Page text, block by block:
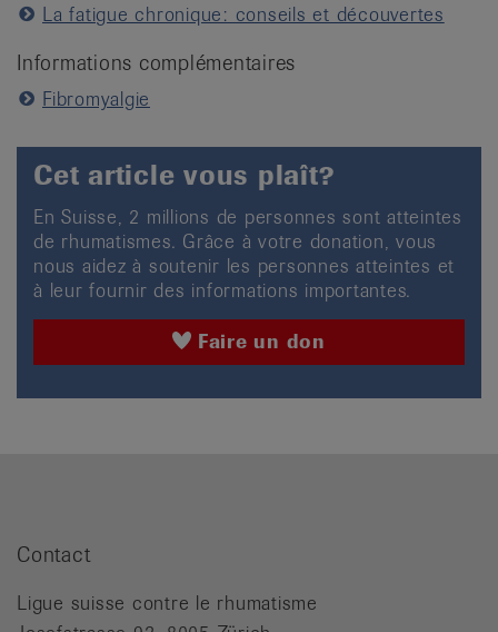
La fatigue chronique: conseils et découvertes
Informations complémentaires
Fibromyalgie
Cet article vous plaît?
En Suisse, 2 millions de personnes sont atteintes
de rhumatismes. Grâce à votre donation, vous
nous aidez à soutenir les personnes atteintes et
à leur fournir des informations importantes.
Faire un don
Contact
Ligue suisse contre le rhumatisme